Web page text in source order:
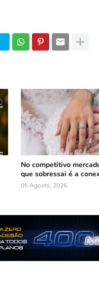
No competitivo
que sobressai é a
05 Agosto, 2026